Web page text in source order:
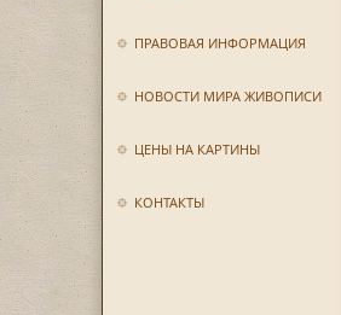
ПРАВОВАЯ ИНФОРМАЦИЯ
НОВОСТИ МИРА ЖИВОПИСИ
ЦЕНЫ НА КАРТИНЫ
КОНТАКТЫ